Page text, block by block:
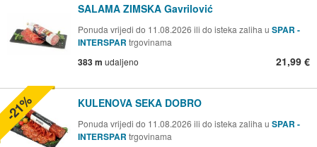
SALAMA ZIMSKA Gavrilović
Ponuda vrijedi do 11.08.2026 ili do isteka zaliha u SPAR -
INTERSPAR trgovinama
383 m udaljeno 21,99 €
KULENOVA SEKA DOBRO
Ponuda vrijedi do 11.08.2026 ili do isteka zaliha u SPAR -
INTERSPAR trgovinama
-21%